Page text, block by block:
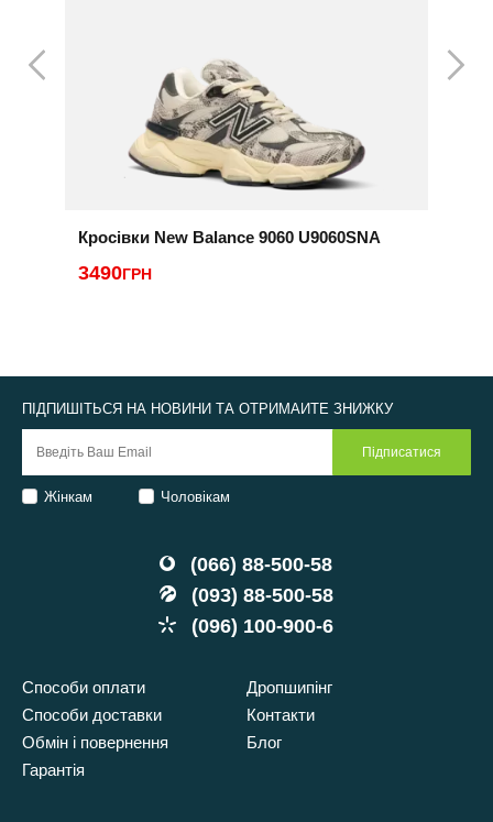
Кросівки New Balance 9060 U9060SNA
3490ГРН
(066) 88-500-58
(093) 88-500-58
(096) 100-900-6
Способи оплати
Способи доставки
Обмін і повернення
Гарантія
Дропшипінг
Контакти
Блог
ПІДПИШІТЬСЯ НА НОВИНИ ТА ОТРИМАЙТЕ ЗНИЖКУ
Жінкам Чоловікам